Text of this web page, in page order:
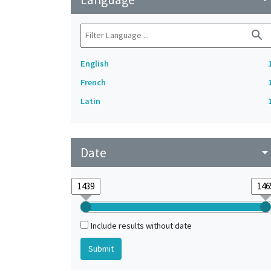
search
English
French
Latin
Date arrow_drop_down
Include results without date